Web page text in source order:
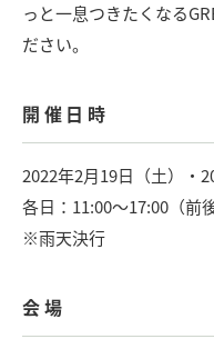
っと一息つきたくなる
ださい。
開催日時
2022年2月19日（土）・
各日：11:00〜17:00（前
※雨天決行
会場